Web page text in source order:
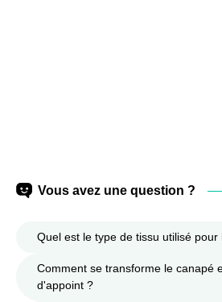
Vous avez une question ?
Quel est le type de tissu utilisé
Comment se transforme le canapé
d'appoint ?